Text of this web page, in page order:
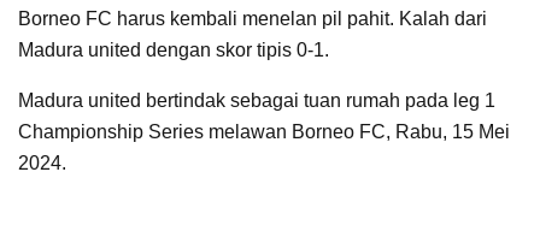
Borneo FC harus kembali menelan pil pahit. Kalah dari
Madura united dengan skor tipis 0-1.
Madura united bertindak sebagai tuan rumah pada leg 1
Championship Series melawan Borneo FC, Rabu, 15 Mei
2024.